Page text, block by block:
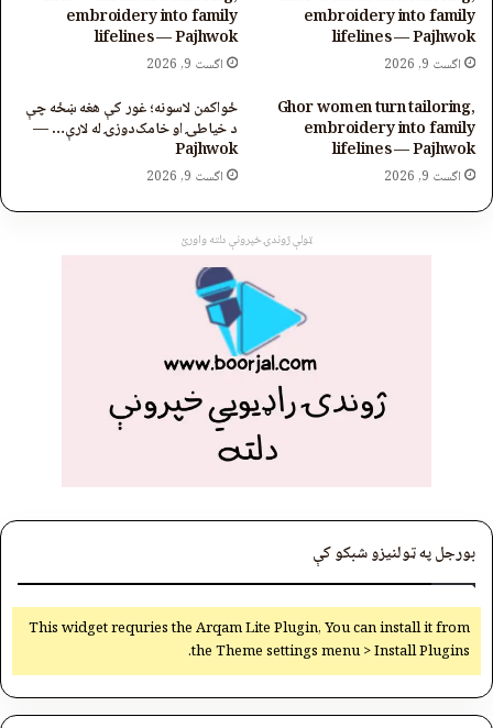
embroidery into family
lifelines — Pajhwok
اگست 9, 2026
embroidery into family
lifelines — Pajhwok
اگست 9, 2026
Ghor women turn tailoring,
embroidery into family
lifelines — Pajhwok
اگست 9, 2026
ځواکمن لاسونه؛ غور کې هغه ښځه چې
د خیاطۍ او خامک‌دوزۍ له لارې… —
Pajhwok
اگست 9, 2026
ټولې ژوندۍ خپرونې دلته واورئ
بورجل په ټولنیزو شبکو کې
This widget requries the Arqam Lite Plugin, You can install it from
the Theme settings menu > Install Plugins.